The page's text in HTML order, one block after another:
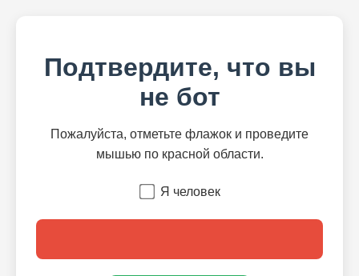
Подтвердите, что вы
не бот
Пожалуйста, отметьте флажок и проведите
мышью по красной области.
Я человек